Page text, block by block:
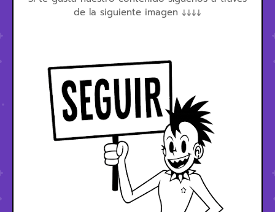
de la siguiente imagen ↓↓↓↓